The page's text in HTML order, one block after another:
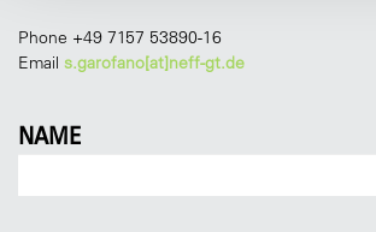
Phone +49 7157 53890-16
Email s.garofano[at]neff-gt.de
NAME